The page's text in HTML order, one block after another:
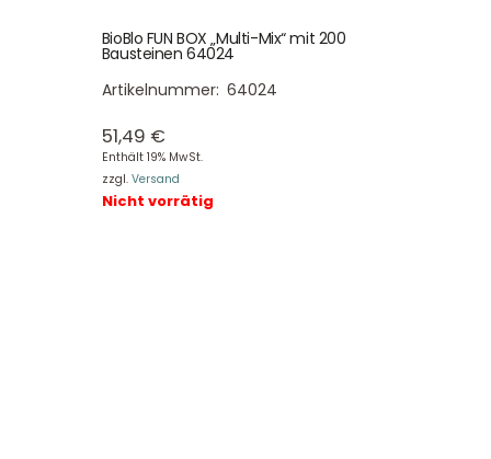
BioBlo FUN BOX „Multi-Mix“ mit 200
Bausteinen 64024
Artikelnummer: 64024
51,49 €
Enthält 19% MwSt.
zzgl. Versand
Nicht vorrätig